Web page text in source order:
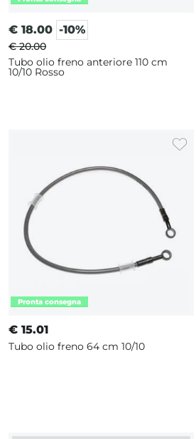
€ 18.00 -10%
€ 20.00
Tubo olio freno anteriore 110 cm
10/10 Rosso
€ 15.01
Tubo olio freno 64 cm 10/10